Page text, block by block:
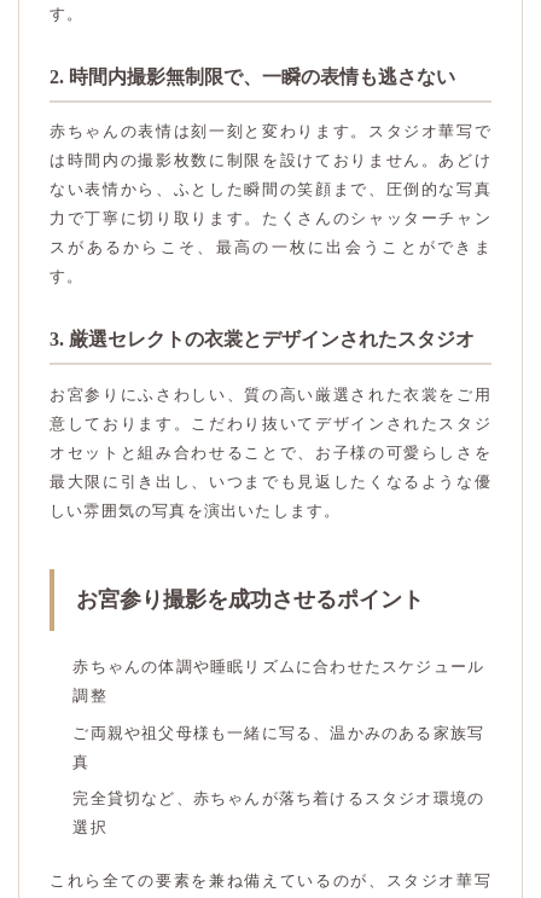
す。
2. 時間内撮影無制限で、一瞬の表情も逃さない
赤ちゃんの表情は刻一刻と変わります。スタジオ華写で
は時間内の撮影枚数に制限を設けておりません。あどけ
ない表情から、ふとした瞬間の笑顔まで、圧倒的な写真
力で丁寧に切り取ります。たくさんのシャッターチャン
スがあるからこそ、最高の一枚に出会うことができま
す。
3. 厳選セレクトの衣裳とデザインされたスタジオ
お宮参りにふさわしい、質の高い厳選された衣裳をご用
意しております。こだわり抜いてデザインされたスタジ
オセットと組み合わせることで、お子様の可愛らしさを
最大限に引き出し、いつまでも見返したくなるような優
しい雰囲気の写真を演出いたします。
お宮参り撮影を成功させるポイント
赤ちゃんの体調や睡眠リズムに合わせたスケジュール
調整
ご両親や祖父母様も一緒に写る、温かみのある家族写
真
完全貸切など、赤ちゃんが落ち着けるスタジオ環境の
選択
これら全ての要素を兼ね備えているのが、スタジオ華写